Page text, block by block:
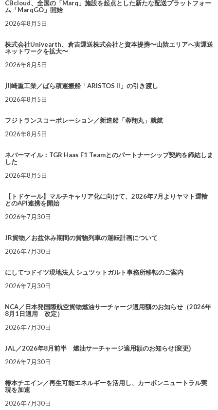
CBcloud、全国の「Marq」施設を起点とした新たな配送プラットフォー
ム「MarqGO」開始
2026年8月5日
株式会社Univearth、倉吉運送株式会社と資本提携〜山陰エリアへ実運送
ネットワークを拡大〜
2026年8月5日
川崎重工業／ばら積運搬船「ARISTOS II」の引き渡し
2026年8月5日
フジトランスコーポレーション／新造船「蓉翔丸」就航
2026年8月5日
ネバーマイル：TGR Haas F1 Teamとのパートナーシップ契約を締結しま
した
2026年8月5日
【トドケール】マルチキャリア化に向けて、2026年7月よりヤマト運輸
とのAPI連携を開始
2026年7月30日
JR貨物／お盆休み期間の貨物列車の運転計画について
2026年7月30日
にしてつドイツ現地法人 シュツットガルト事務所移転のご案内
2026年7月30日
NCA／日本発国際航空貨物燃油サーチャージ適用額のお知らせ（2026年
8月1日適用 改定）
2026年7月30日
JAL／2026年8月前半 燃油サーチャージ適用額のお知らせ(変更)
2026年7月30日
椿本チエイン／再生可能エネルギーを活用し、カーボンニュートラル実
現を加速
2026年7月30日